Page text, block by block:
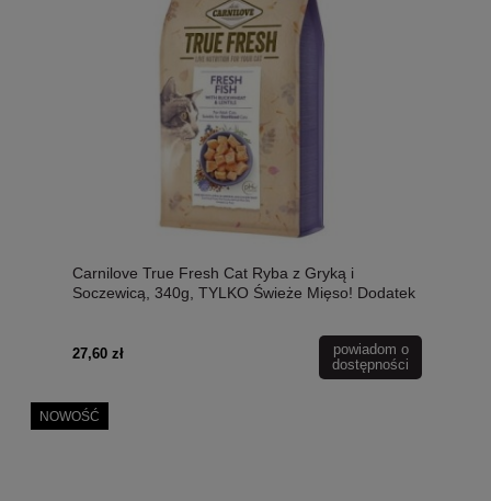
Carnilove True Fresh Cat Ryba z Gryką i
Soczewicą, 340g, TYLKO Świeże Mięso! Dodatek
27,60 zł
powiadom o
dostępności
NOWOŚĆ